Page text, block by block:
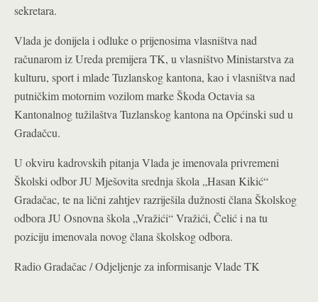
sekretara.
Vlada je donijela i odluke o prijenosima vlasništva nad
računarom iz Ureda premijera TK, u vlasništvo Ministarstva za
kulturu, sport i mlade Tuzlanskog kantona, kao i vlasništva nad
putničkim motornim vozilom marke Škoda Octavia sa
Kantonalnog tužilaštva Tuzlanskog kantona na Općinski sud u
Gradačcu.
U okviru kadrovskih pitanja Vlada je imenovala privremeni
Školski odbor JU Mješovita srednja škola „Hasan Kikić“
Gradačac, te na lični zahtjev razriješila dužnosti člana Školskog
odbora JU Osnovna škola „Vražići“ Vražići, Čelić i na tu
poziciju imenovala novog člana školskog odbora.
Radio Gradačac / Odjeljenje za informisanje Vlade TK